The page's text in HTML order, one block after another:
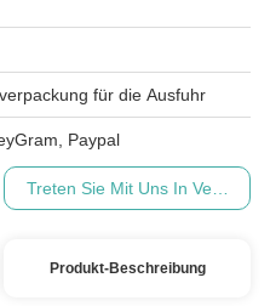
für die Ausfuhr
Paypal
Treten Sie Mit Uns In
Produkt-Beschreibung